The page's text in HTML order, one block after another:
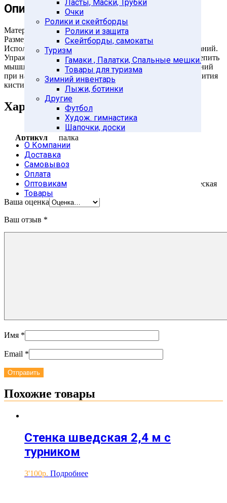
Ласты, Маски, Трубки
Очки
Ролики и скейтборды
Ролики и защита
Скейтборды, самокаты
Туризм
Гамаки , Палатки, Спальные мешки.
Товары для туризма
Зимний инвентарь
Лыжи, ботинки
Другие
Футбол
Худож. гимнастика
Шапочки, доски
О Компании
Доставка
Самовывоз
Оплата
Оптовикам
Товары
Описание
Материал: пластик.
Размер: 0.7, 0.8, 0.9, 1.0, 1.1 м.
Используются для занятий физкультурой, игр, соревнований.
Упражнения с гимнастическими палками помогают укрепить
мышцы рук и плечевого пояса, увеличить размах движений
при наклонах, поворотах, могут использоваться для развития
кисти и стопы.
Характеристики
Артикул палка
Производство Россия
Будьте первым, кто оставил отзыв на “Палка гимнастическая
пластик”
Ваша оценка
Ваш отзыв *
Имя *
Email *
Похожие товары
Стенка шведская 2,4 м с
турником
3'100 Подробнее